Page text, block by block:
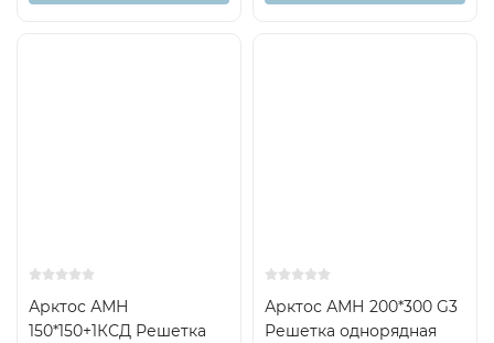
Арктос АМН
150*150+1КСД Решетка
Арктос АМН 200*300 G3
Решетка однорядная